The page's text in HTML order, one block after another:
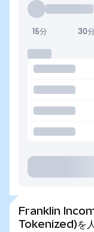
15分 30分
Franklin
Tokenized)を人